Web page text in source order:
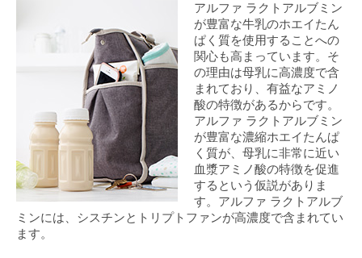
アルファ ラクトアルブミン
が豊富な牛乳のホエイたん
ぱく質を使用することへの
関心も高まっています。そ
の理由は母乳に高濃度で含
まれており、有益なアミノ
酸の特徴があるからです。
アルファ ラクトアルブミン
が豊富な濃縮ホエイたんぱ
く質が、母乳に非常に近い
血漿アミノ酸の特徴を促進
するという仮説がありま
す。アルファ ラクトアルブ
ミンには、シスチンとトリプトファンが高濃度で含まれてい
ます。